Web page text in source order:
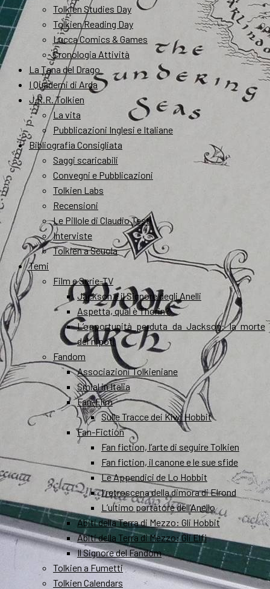
Tolkien Studies Day
Tolkien Reading Day
Lucca Comics & Games
Cronologia Attività
La Tana del Drago
I Quaderni di Arda
J.R.R. Tolkien
La vita
Pubblicazioni Inglesi e Italiane
Bibliografia Consigliata
Saggi scaricabili
Convegni e Pubblicazioni
Tolkien Labs
Recensioni
Le Pillole di Claudio Testi
Interviste
Tolkien a Scuola
Temi
Film e Serie-TV
Jackson e il Signore degli Anelli
Aspetta, qual è Thorin?
L’opportunità perduta da Jackson: la morte
dei nipoti
Fandom
Associazioni Tolkieniane
Smial in Italia
Fan-Film
Sulle Tracce dei Kiwi Hobbit
Fan-Fiction
Fan fiction, l’arte di seguire Tolkien
Fan fiction, il canone e le sue sfide
Le Appendici de Lo Hobbit
I retroscena della dimora di Elrond
L’ultimo portatore dell’Anello
Abiti della Terra di Mezzo: Gli Hobbit
Abiti della Terra di Mezzo: Gli Elfi
Il Signore del Fandom
Tolkien a Fumetti
Tolkien Calendars